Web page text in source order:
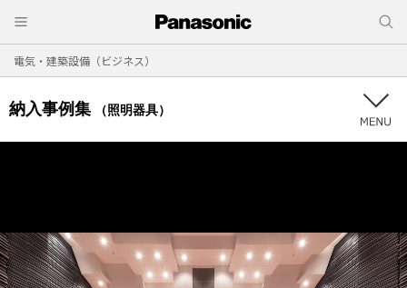
電気・建築設備（ビジネス）
納入事例集 （照明器具）